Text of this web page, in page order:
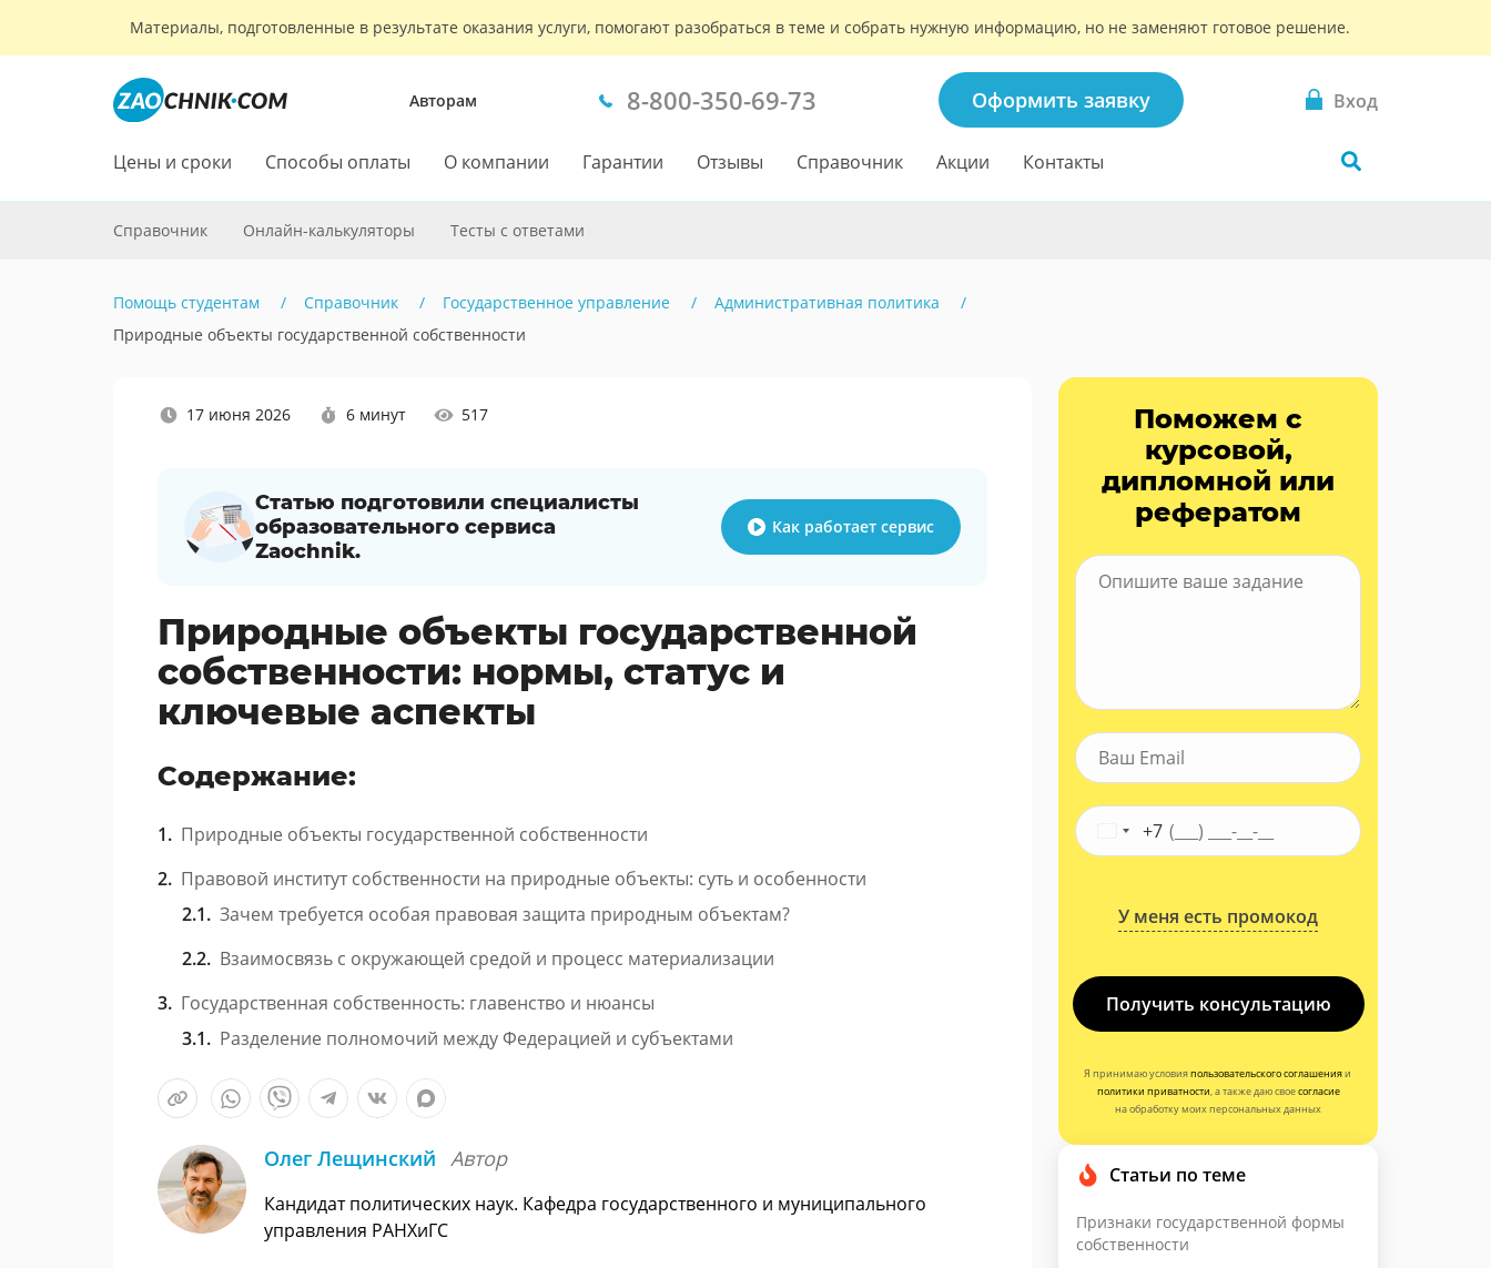
Материалы, подготовленные в результате оказания услуги, помогают разобраться в теме и собрать нужную информацию, но не заменяют готовое решение.
Авторам 8-800-350-69-73 Оформить заявку Вход
Цены и сроки Способы оплаты О компании Гарантии Отзывы Справочник Акции Контакты
Справочник Онлайн-калькуляторы Тесты с ответами
Помощь студентам Справочник Государственное управление
Административная политика
Природные объекты государственной собственности
17 июня 2026 6 минут 517
Статью подготовили специалисты
образовательного сервиса
Zaochnik.
Как работает сервис
Природные объекты государственной
собственности: нормы, статус и
ключевые аспекты
Содержание:
Природные объекты государственной собственности
Правовой институт собственности на природные объекты: суть и особенности
Зачем требуется особая правовая защита природным объектам?
Взаимосвязь с окружающей средой и процесс материализации
Государственная собственность: главенство и нюансы
Разделение полномочий между Федерацией и субъектами
Олег Лещинский Автор
Кандидат политических наук. Кафедра государственного и муниципального
управления РАНХиГС
Поможем с
курсовой,
дипломной или
рефератом
+7
У меня есть промокод
Получить консультацию
Я принимаю условияпользовательского соглашенияи
политики приватности, а также даю своесогласие
на обработку моих персональных данных
Статьи по теме
Признаки государственной формы
собственности